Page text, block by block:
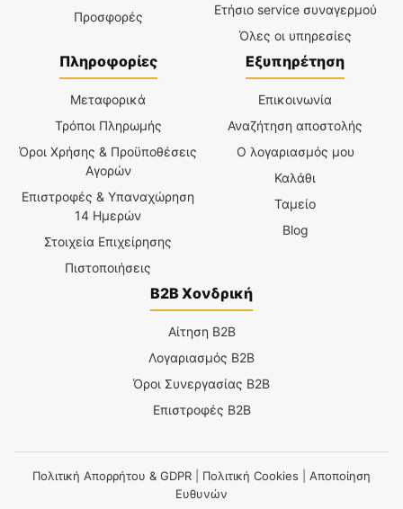
Προσφορές
Ετήσιο service συναγερμού
Όλες οι υπηρεσίες
Πληροφορίες
Μεταφορικά
Τρόποι Πληρωμής
Όροι Χρήσης & Προϋποθέσεις
Αγορών
Επιστροφές & Υπαναχώρηση
14 Ημερών
Στοιχεία Επιχείρησης
Πιστοποιήσεις
Εξυπηρέτηση
Επικοινωνία
Αναζήτηση αποστολής
Ο λογαριασμός μου
Καλάθι
Ταμείο
Blog
B2B Χονδρική
Αίτηση B2B
Λογαριασμός B2B
Όροι Συνεργασίας B2B
Επιστροφές B2B
Πολιτική Απορρήτου & GDPR Πολιτική Cookies
Αποποίηση
Ευθυνών